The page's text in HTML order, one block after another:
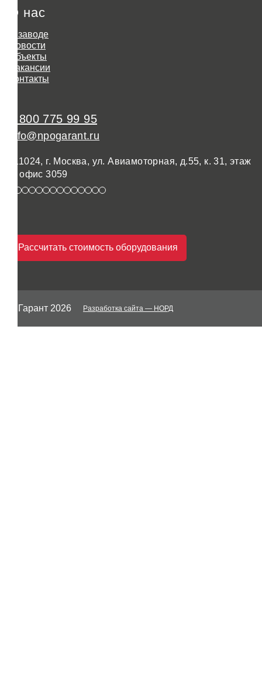
О нас
О заводе
Новости
Объекты
Вакансии
Контакты
8 800 775 99 95
info@npogarant.ru
111024, г. Москва, ул. Авиамоторная, д.55, к. 31, этаж
3, офис 3059
Рассчитать стоимость оборудования
© Гарант 2026 Разработка сайта — НОРД